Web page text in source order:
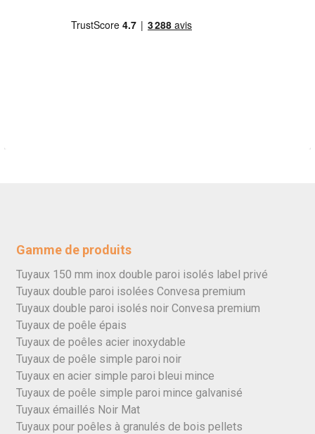
Gamme de produits
Tuyaux 150 mm inox double paroi isolés label privé
Tuyaux double paroi isolées Convesa premium
Tuyaux double paroi isolés noir Convesa premium
Tuyaux de poêle épais
Tuyaux de poêles acier inoxydable
Tuyaux de poêle simple paroi noir
Tuyaux en acier simple paroi bleui mince
Tuyaux de poêle simple paroi mince galvanisé
Tuyaux émaillés Noir Mat
Tuyaux pour poêles à granulés de bois pellets